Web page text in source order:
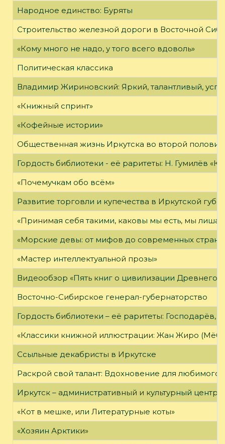
Народное единство: Буряты
Строительство железной дороги в Восточной
«Кому много не надо, у того всего вдоволь»
Политическая классика
Владимир Жириновский: Яркий, талантливый,
«Книжный спринт»
«Кофейные истории»
Общественная жизнь Иркутска во второй
Гордость библиотеки - её раритеты: Н. Гумилёв
«Почемучкам обо всём»
Развитие торговли и купечества в Иркутской
«Принимая себя такими, каковы мы есть, мы
«Морские девы: от мифов до современных
«Мастер интеллектуальной прозы»
Видеообзор «Пять книг о цивилизации Древнего
Восточно-Сибирское генерал-губернаторство
Гордость библиотеки – её раритеты:
«Классики книжной иллюстрации: Жан Жиро
Ссыльные декабристы в Иркутске
Раскрой свой талант: Вдохновение для любимого
Иркутск – административный и культурный центр
«Кот в мешке, или Литературные коты»
«Хозяин Арктики»